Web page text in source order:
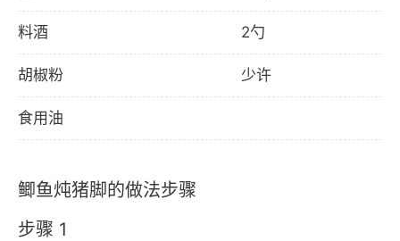
料酒 2勺
胡椒粉 少许
食用油
鲫鱼炖猪脚的做法步骤
步骤 1